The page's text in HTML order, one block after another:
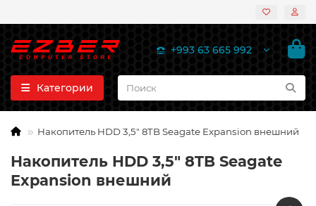
+993 63 665 992
Категории
Накопитель HDD 3,5" 8TB Seagate Expansion внешний
Накопитель HDD 3,5" 8TB Seagate
Expansion внешний